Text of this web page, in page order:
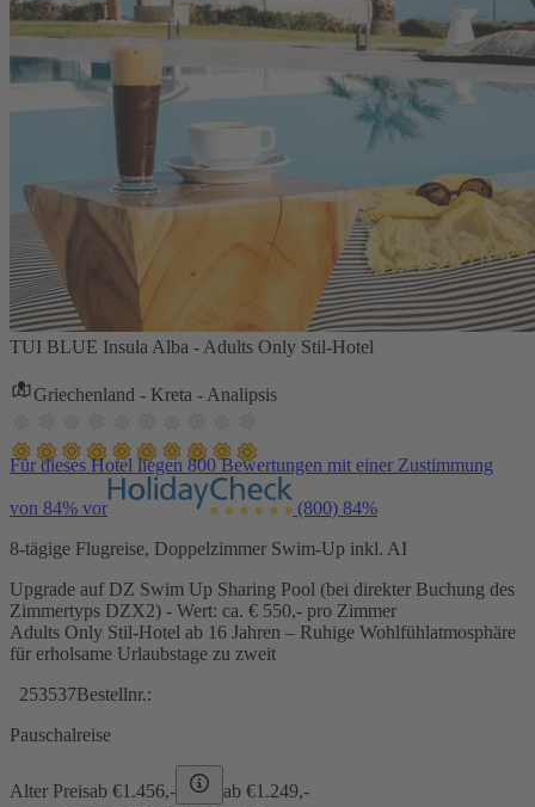
TUI BLUE Insula Alba - Adults Only Stil-Hotel
Griechenland - Kreta - Analipsis
Für dieses Hotel liegen 800 Bewertungen mit einer Zustimmung
von 84% vor (800) 84%
8-tägige Flugreise, Doppelzimmer Swim-Up inkl. AI
Upgrade auf DZ Swim Up Sharing Pool (bei direkter Buchung des
Zimmertyps DZX2) - Wert: ca. € 550,- pro Zimmer
Adults Only Stil-Hotel ab 16 Jahren – Ruhige Wohlfühlatmosphäre
für erholsame Urlaubstage zu zweit
253537Bestellnr.:
Pauschalreise
Alter Preisab €1.456,- ab €1.249,-